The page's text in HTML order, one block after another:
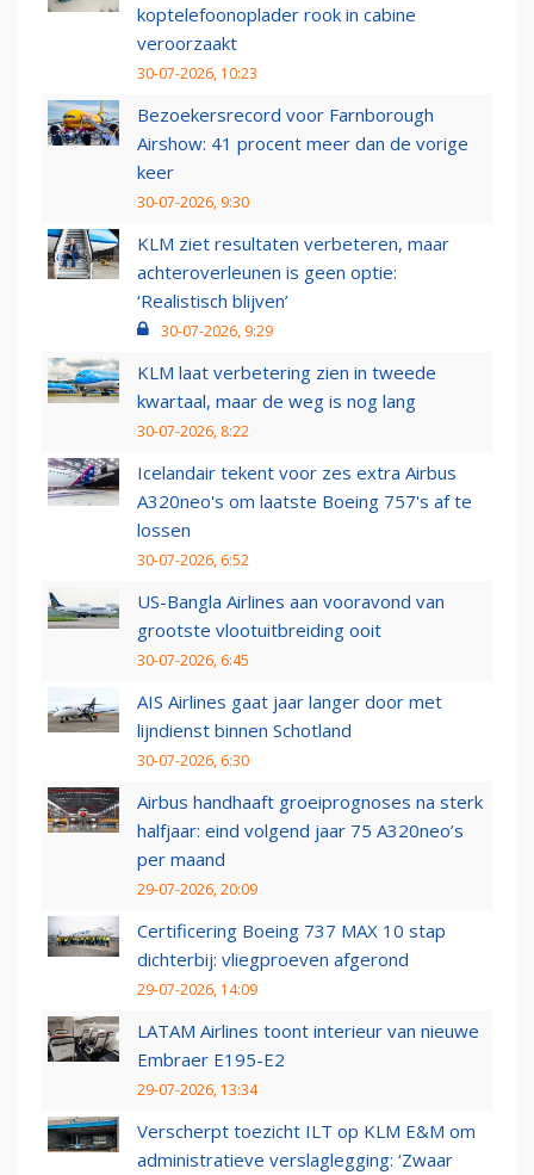
koptelefoonoplader rook in cabine
veroorzaakt
30-07-2026, 10:23
Bezoekersrecord voor Farnborough
Airshow: 41 procent meer dan de vorige
keer
30-07-2026, 9:30
KLM ziet resultaten verbeteren, maar
achteroverleunen is geen optie:
‘Realistisch blijven’
30-07-2026, 9:29
KLM laat verbetering zien in tweede
kwartaal, maar de weg is nog lang
30-07-2026, 8:22
Icelandair tekent voor zes extra Airbus
A320neo's om laatste Boeing 757's af te
lossen
30-07-2026, 6:52
US-Bangla Airlines aan vooravond van
grootste vlootuitbreiding ooit
30-07-2026, 6:45
AIS Airlines gaat jaar langer door met
lijndienst binnen Schotland
30-07-2026, 6:30
Airbus handhaaft groeiprognoses na sterk
halfjaar: eind volgend jaar 75 A320neo’s
per maand
29-07-2026, 20:09
Certificering Boeing 737 MAX 10 stap
dichterbij: vliegproeven afgerond
29-07-2026, 14:09
LATAM Airlines toont interieur van nieuwe
Embraer E195-E2
29-07-2026, 13:34
Verscherpt toezicht ILT op KLM E&M om
administratieve verslaglegging: ‘Zwaar